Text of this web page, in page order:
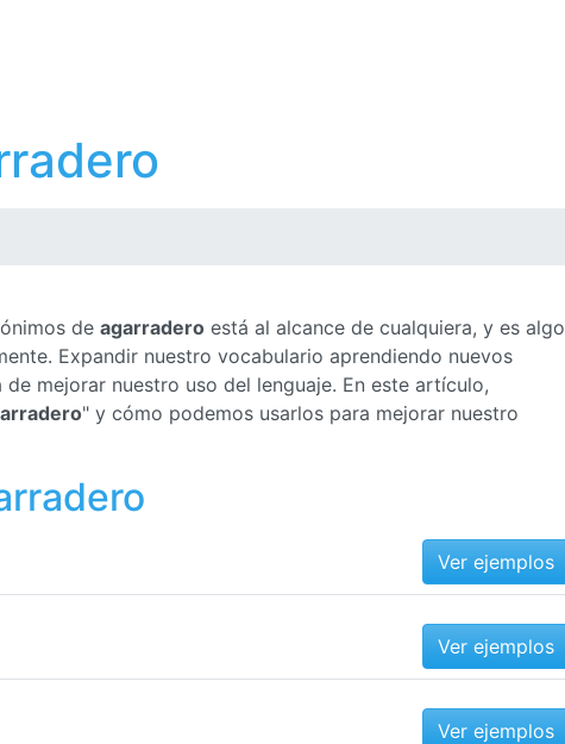
de agarradero está al alcance de cualquiera, y es algo
Expandir nuestro vocabulario aprendiendo nuevos
de mejorar nuestro uso del lenguaje. En este artículo,
" y cómo podemos usarlos para mejorar nuestro
Ver ejemplos
Ver ejemplos
Ver ejemplos